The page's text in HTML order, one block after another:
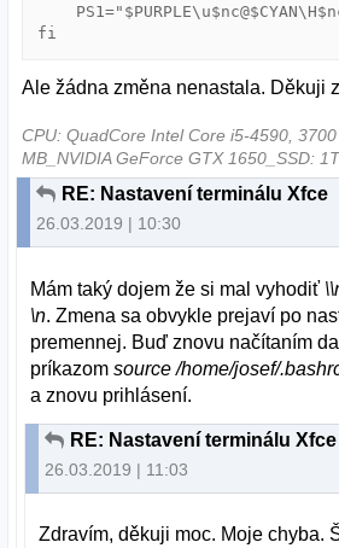
fi
Ale žádna změna nenastala. Děkuji
CPU: QuadCore Intel Core i5-4590,
MB_NVIDIA GeForce GTX 1650_SSD:
RE: Nastavení terminálu Xfce
26.03.2019 | 10:30
Mám taký dojem že si mal vyhodiť
\n. Zmena sa obvykle prejaví po
premennej. Buď znovu načítaním
príkazomsource /home/josef/
a znovu prihlásení.
RE: Nastavení terminálu Xfce
26.03.2019 | 11:03
Zdravím, děkuji moc. Moje chyba.